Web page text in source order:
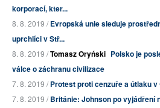
korporací, kter...
8. 8. 2019 /Evropská unie sleduje
uprchlíci v Stř...
8. 8. 2019 /Tomasz Oryński Polsko je
válce o záchranu civilizace
7. 8. 2019 /Protest proti cenzuře a útlaku
7. 8. 2019 /Británie: Johnson po vyjádření